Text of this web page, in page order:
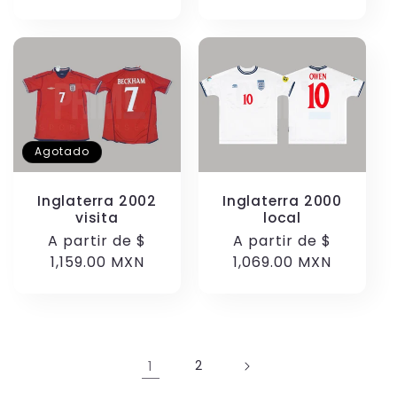
Agotado
Inglaterra 2002
visita
Precio
habitual
A partir de $
1,159.00 MXN
Inglaterra 2000
local
Precio
habitual
A partir de $
1,069.00 MXN
1 2